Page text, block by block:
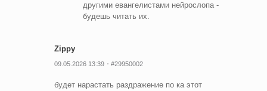
другими евангелистами нейрослопа -
будешь читать их.
Zippy
09.05.2026 13:39 #29950002
будет нарастать раздражение по ка этот